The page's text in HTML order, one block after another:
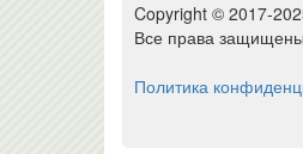
Copyright © 2017-
Все права защищены
Политика